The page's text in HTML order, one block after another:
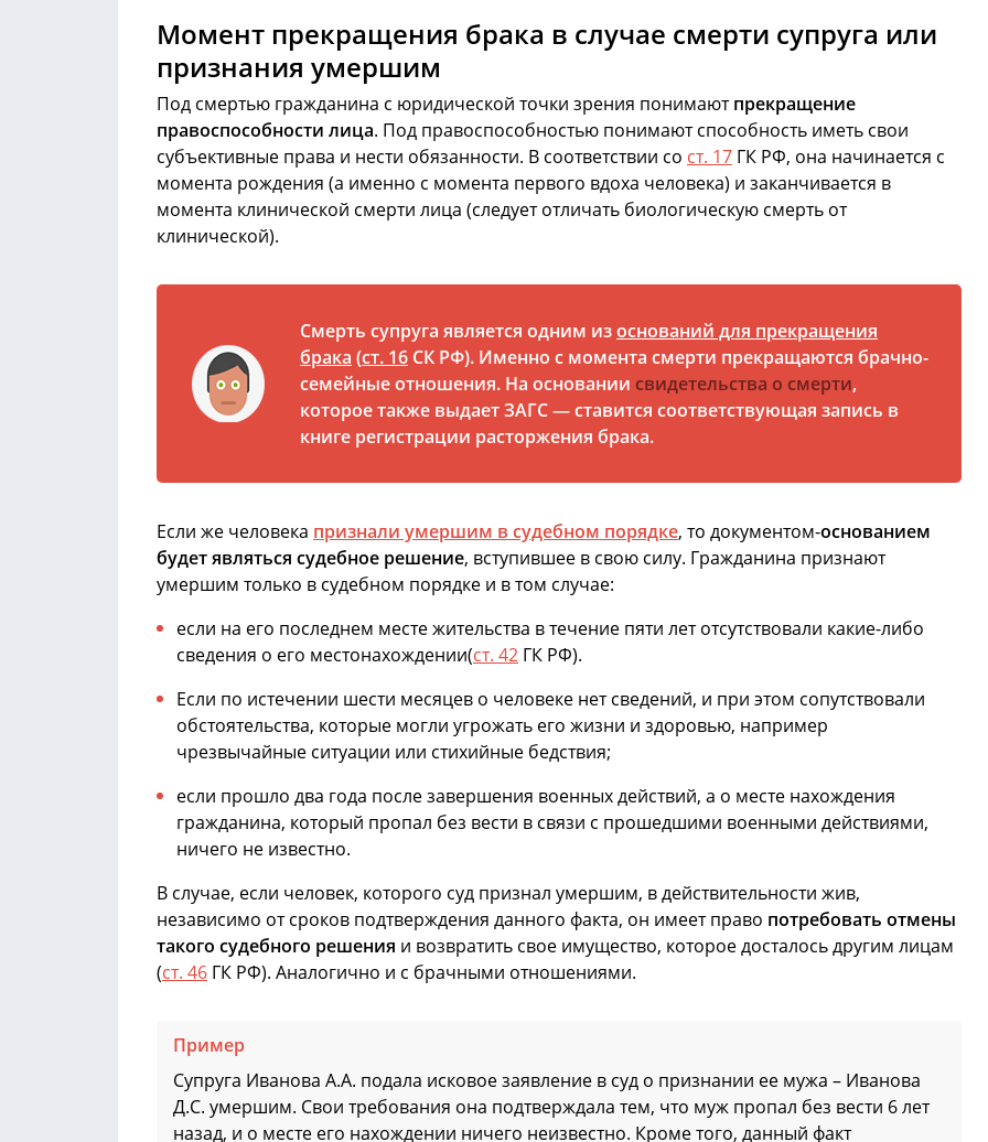
Момент прекращения брака в случае смерти супруга или
признания умершим
Под смертью гражданина с юридической точки зрения понимаютпрекращение
правоспособности лица. Под правоспособностью понимают способность иметь свои
субъективные права и нести обязанности. В соответствии со ст. 17 ГК РФ, она начинается с
момента рождения (а именно с момента первого вдоха человека) и заканчивается в
момента клинической смерти лица (следует отличать биологическую смерть от
клинической).
Смерть супруга является одним изоснований для прекращения
брака (ст. 16 СК РФ). Именно с момента смерти прекращаются брачно-
семейные отношения. На основании свидетельства о смерти,
которое также выдает ЗАГС — ставится соответствующая запись в
книге регистрации расторжения брака.
Если же человека признали умершим в судебном порядке, то документом-основанием
будет являться судебное решение, вступившее в свою силу. Гражданина признают
умершим только в судебном порядке и в том случае:
если на его последнем месте жительства в течение пяти лет отсутствовали какие-либо
сведения о его местонахождении(ст. 42 ГК РФ).
Если по истечении шести месяцев о человеке нет сведений, и при этом сопутствовали
обстоятельства, которые могли угрожать его жизни и здоровью, например
чрезвычайные ситуации или стихийные бедствия;
если прошло два года после завершения военных действий, а о месте нахождения
гражданина, который пропал без вести в связи с прошедшими военными действиями,
ничего не известно.
В случае, если человек, которого суд признал умершим, в действительности жив,
независимо от сроков подтверждения данного факта, он имеет право потребовать отмены
такого судебного решения и возвратить свое имущество, которое досталось другим лицам
(ст. 46 ГК РФ). Аналогично и с брачными отношениями.
Пример
Супруга Иванова А.А. подала исковое заявление в суд о признании ее мужа – Иванова
Д.С. умершим. Свои требования она подтверждала тем, что муж пропал без вести 6 лет
назад, и о месте его нахождении ничего неизвестно. Кроме того, данный факт